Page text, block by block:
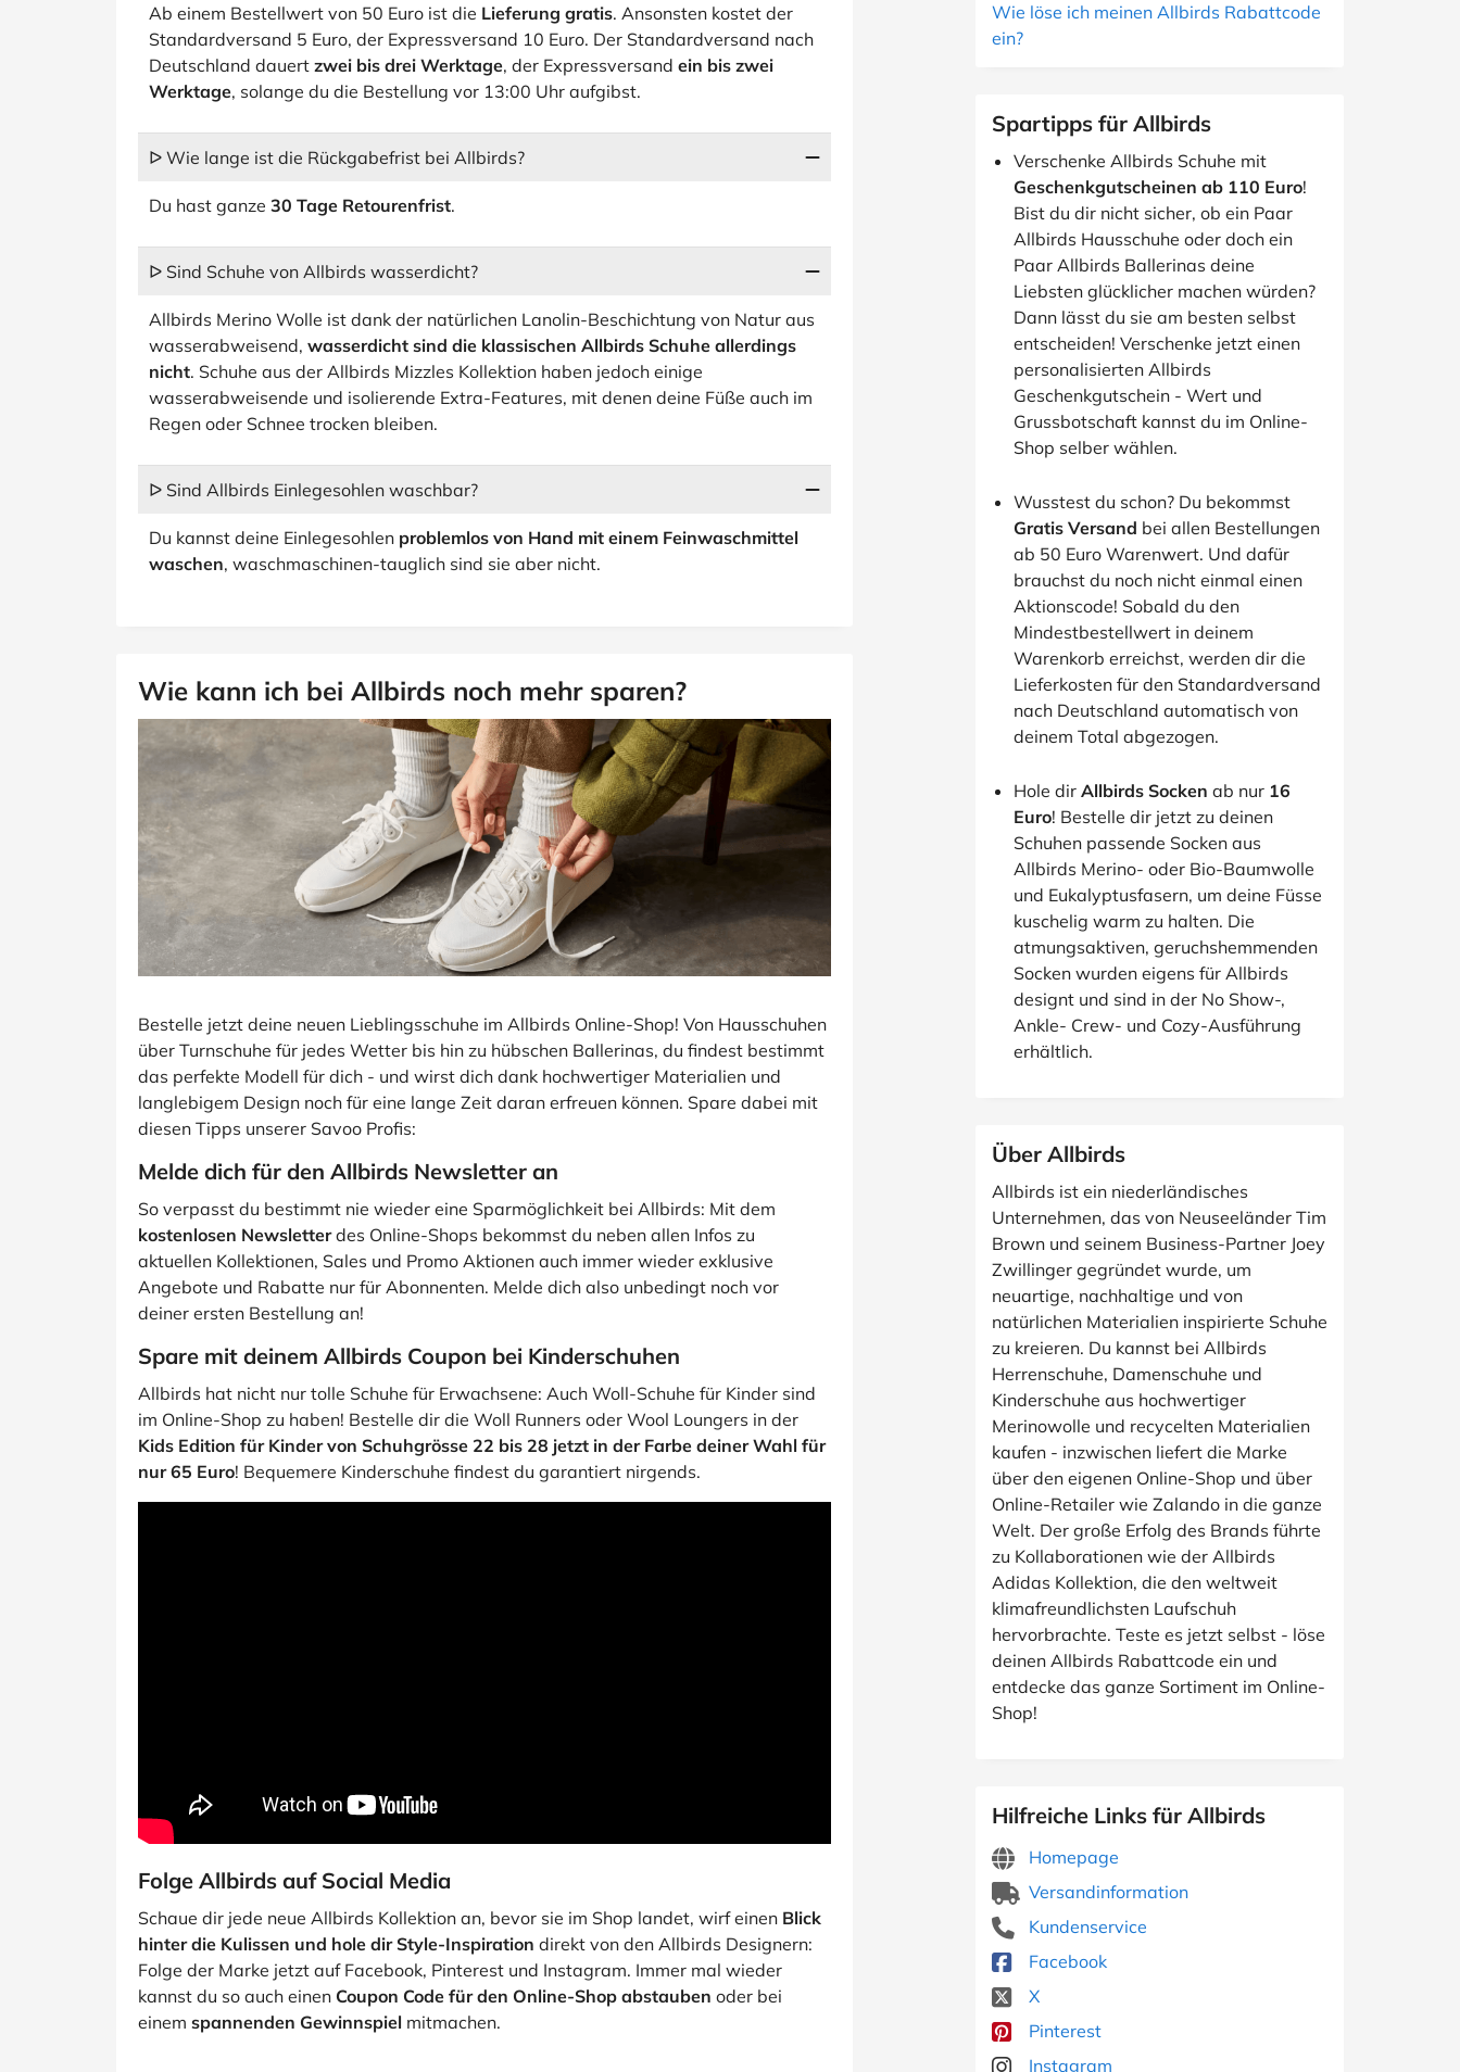
Wie löse ich meinen Allbirds Rabattcode
ein?
Spartipps für Allbirds
Verschenke Allbirds Schuhe mit
Geschenkgutscheinen ab 110 Euro!
Bist du dir nicht sicher, ob ein Paar
Allbirds Hausschuhe oder doch ein
Paar Allbirds Ballerinas deine
Liebsten glücklicher machen würden?
Dann lässt du sie am besten selbst
entscheiden! Verschenke jetzt einen
personalisierten Allbirds
Geschenkgutschein - Wert und
Grussbotschaft kannst du im Online-
Shop selber wählen.
Wusstest du schon? Du bekommst
Gratis Versand bei allen Bestellungen
ab 50 Euro Warenwert. Und dafür
brauchst du noch nicht einmal einen
Aktionscode! Sobald du den
Mindestbestellwert in deinem
Warenkorb erreichst, werden dir die
Lieferkosten für den Standardversand
nach Deutschland automatisch von
deinem Total abgezogen.
Hole dir Allbirds Socken ab nur 16
Euro! Bestelle dir jetzt zu deinen
Schuhen passende Socken aus
Allbirds Merino- oder Bio-Baumwolle
und Eukalyptusfasern, um deine Füsse
kuschelig warm zu halten. Die
atmungsaktiven, geruchshemmenden
Socken wurden eigens für Allbirds
designt und sind in der No Show-,
Ankle- Crew- und Cozy-Ausführung
erhältlich.
Über Allbirds
Allbirds ist ein niederländisches
Unternehmen, das von Neuseeländer Tim
Brown und seinem Business-Partner Joey
Zwillinger gegründet wurde, um
neuartige, nachhaltige und von
natürlichen Materialien inspirierte Schuhe
zu kreieren. Du kannst bei Allbirds
Herrenschuhe, Damenschuhe und
Kinderschuhe aus hochwertiger
Merinowolle und recycelten Materialien
kaufen - inzwischen liefert die Marke
über den eigenen Online-Shop und über
Online-Retailer wie Zalando in die ganze
Welt. Der große Erfolg des Brands führte
zu Kollaborationen wie der Allbirds
Adidas Kollektion, die den weltweit
klimafreundlichsten Laufschuh
hervorbrachte. Teste es jetzt selbst - löse
deinen Allbirds Rabattcode ein und
entdecke das ganze Sortiment im Online-
Shop!
Hilfreiche Links für Allbirds
Homepage
Versandinformation
Kundenservice
Facebook
X
Pinterest
Instagram
Ab einem Bestellwert von 50 Euro ist die Lieferung gratis. Ansonsten kostet der
Standardversand 5 Euro, der Expressversand 10 Euro. Der Standardversand nach
Deutschland dauert zwei bis drei Werktage, der Expressversand ein bis zwei
Werktage, solange du die Bestellung vor 13:00 Uhr aufgibst.
ᐅ Wie lange ist die Rückgabefrist bei Allbirds?
Du hast ganze 30 Tage Retourenfrist.
ᐅ Sind Schuhe von Allbirds wasserdicht?
Allbirds Merino Wolle ist dank der natürlichen Lanolin-Beschichtung von Natur aus
wasserabweisend, wasserdicht sind die klassischen Allbirds Schuhe allerdings
nicht. Schuhe aus der Allbirds Mizzles Kollektion haben jedoch einige
wasserabweisende und isolierende Extra-Features, mit denen deine Füße auch im
Regen oder Schnee trocken bleiben.
ᐅ Sind Allbirds Einlegesohlen waschbar?
Du kannst deine Einlegesohlen problemlos von Hand mit einem Feinwaschmittel
waschen, waschmaschinen-tauglich sind sie aber nicht.
Wie kann ich bei Allbirds noch mehr sparen?
Bestelle jetzt deine neuen Lieblingsschuhe im Allbirds Online-Shop! Von Hausschuhen
über Turnschuhe für jedes Wetter bis hin zu hübschen Ballerinas, du findest bestimmt
das perfekte Modell für dich - und wirst dich dank hochwertiger Materialien und
langlebigem Design noch für eine lange Zeit daran erfreuen können. Spare dabei mit
diesen Tipps unserer Savoo Profis:
Melde dich für den Allbirds Newsletter an
So verpasst du bestimmt nie wieder eine Sparmöglichkeit bei Allbirds: Mit dem
kostenlosen Newsletterdes Online-Shops bekommst du neben allen Infos zu
aktuellen Kollektionen, Sales und Promo Aktionen auch immer wieder exklusive
Angebote und Rabatte nur für Abonnenten. Melde dich also unbedingt noch vor
deiner ersten Bestellung an!
Spare mit deinem Allbirds Coupon bei Kinderschuhen
Allbirds hat nicht nur tolle Schuhe für Erwachsene: Auch Woll-Schuhe für Kinder sind
im Online-Shop zu haben! Bestelle dir die Woll Runners oder Wool Loungers in der
Kids Edition für Kinder von Schuhgrösse 22 bis 28 jetzt in der Farbe deiner Wahl für
nur 65 Euro! Bequemere Kinderschuhe findest du garantiert nirgends.
Folge Allbirds auf Social Media
Schaue dir jede neue Allbirds Kollektion an, bevor sie im Shop landet, wirf einen Blick
hinter die Kulissen und hole dir Style-Inspiration direkt von den Allbirds Designern:
Folge der Marke jetzt auf Facebook, Pinterest und Instagram. Immer mal wieder
kannst du so auch einen Coupon Code für den Online-Shop abstauben oder bei
einem spannenden Gewinnspiel mitmachen.